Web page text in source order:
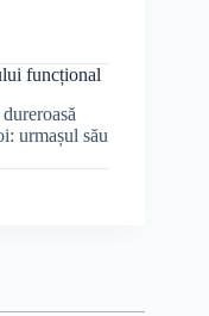
funcțional
urmașul său